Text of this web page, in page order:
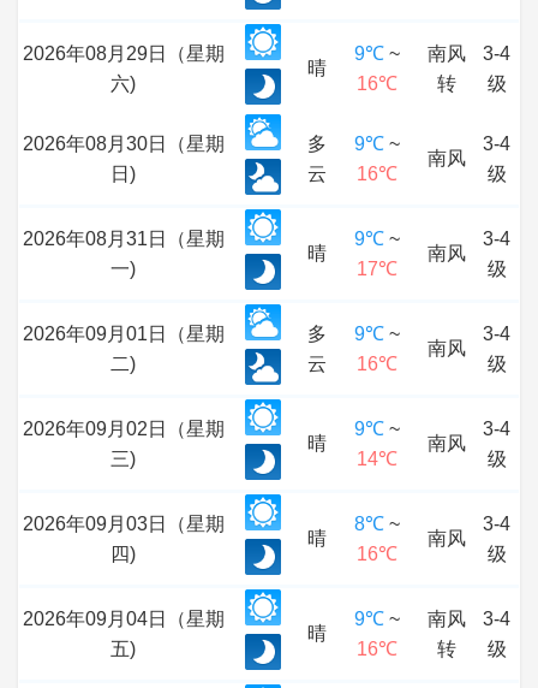
2026年08月29日（星期
六)
晴
9℃ ~
16℃
南风
转
3-4
级
2026年08月30日（星期
日)
多
云
9℃ ~
16℃
南风
3-4
级
2026年08月31日（星期
一)
晴
9℃ ~
17℃
南风
3-4
级
2026年09月01日（星期
二)
多
云
9℃ ~
16℃
南风
3-4
级
2026年09月02日（星期
三)
晴
9℃ ~
14℃
南风
3-4
级
2026年09月03日（星期
四)
晴
8℃ ~
16℃
南风
3-4
级
2026年09月04日（星期
五)
晴
9℃ ~
16℃
南风
转
3-4
级